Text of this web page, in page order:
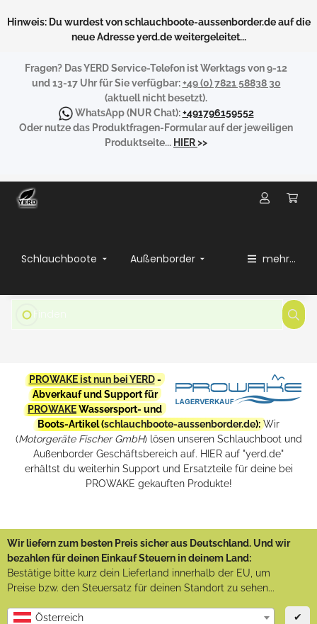
Hinweis: Du wurdest von schlauchboote-aussenborder.de auf die
neue Adresse yerd.de weitergeleitet...
Fragen? Das YERD Service-Telefon ist Werktags von 9-12
und 13-17 Uhr für Sie verfügbar:+49 (0) 7821 58838 30
(aktuell nicht besetzt).
WhatsApp(NUR Chat):+491796159552
Oder nutze das Produktfragen-Formular auf der jeweiligen
Produktseite... HIER>>
Schlauchboote Außenborder mehr...
PROWAKE ist nun bei YERD-
Abverkauf und Support für
PROWAKEWassersport- und
Boots-Artikel (schlauchboote-aussenborder.de): Wir
(Motorgeräte Fischer GmbH) lösen unseren Schlauchboot und
Außenborder Geschäftsbereich auf. HIER auf "yerd.de"
erhältst du weiterhin Support und Ersatzteile für deine bei
PROWAKE gekauften Produkte!
Wir liefern zum besten Preis sicher aus Deutschland. Und wir
bezahlen für deinen Einkauf Steuern in deinem Land:
Bestätige bitte kurz dein Lieferland innerhalb der EU, um
Preise bzw. den Steuersatz für deinen Standort zu sehen...
Österreich ✔